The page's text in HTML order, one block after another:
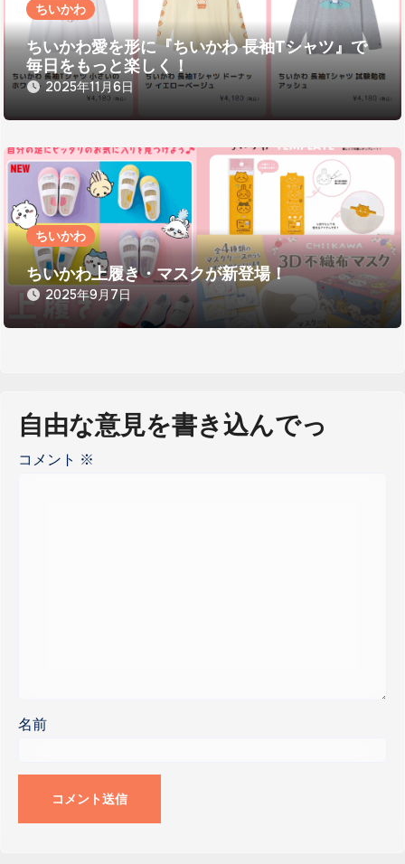
ちいかわ
ちいかわ愛を形に『ちいかわ 長袖Tシャツ』で
毎日をもっと楽しく！
2025年11月6日
ちいかわ
ちいかわ上履き・マスクが新登場！
2025年9月7日
自由な意見を書き込んでっ
コメント ※
名前